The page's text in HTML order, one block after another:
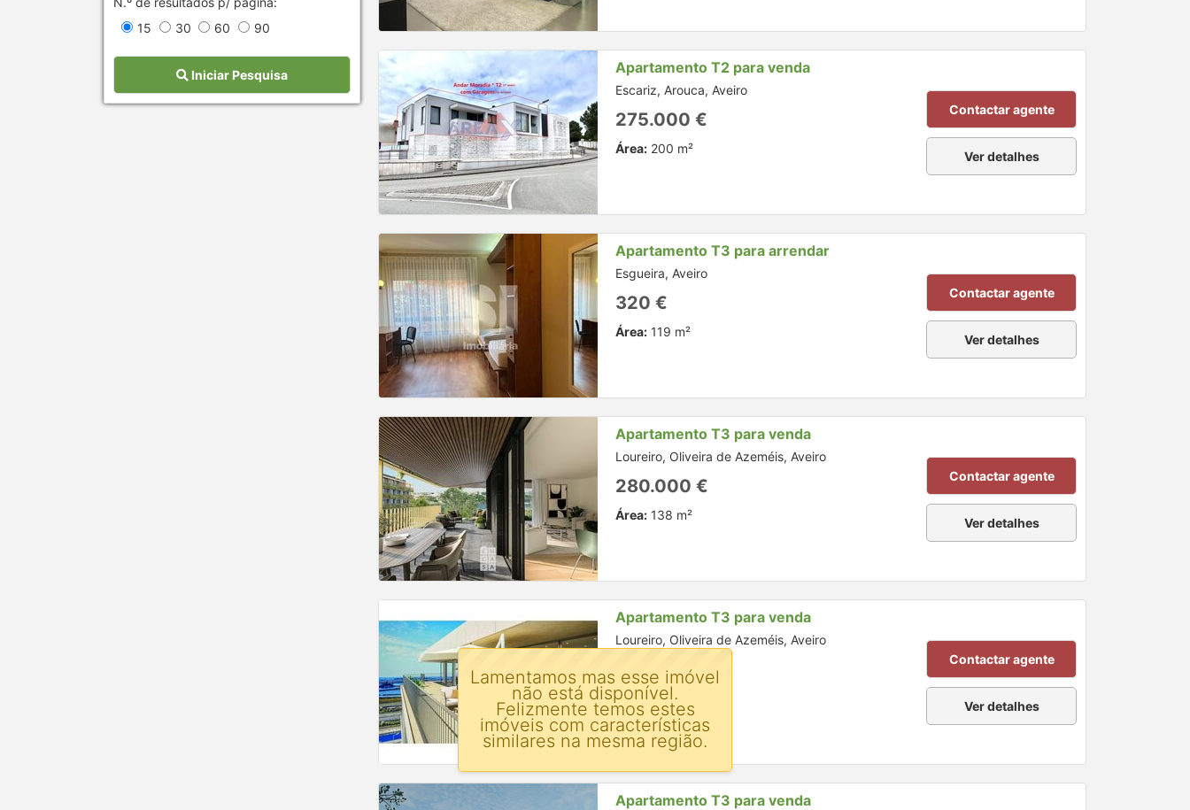
15
30 60 90
Iniciar Pesquisa Apartamento T2 para venda
Escariz, Arouca, Aveiro
275.000 €
Área: 200 m²
Contactar agente
Ver detalhes
Apartamento T3 para arrendar
Esgueira, Aveiro
320 €
Área: 119 m²
Contactar agente
Ver detalhes
Apartamento T3 para venda
Loureiro, Oliveira de Azeméis, Aveiro
280.000 €
Área: 138 m²
Contactar agente
Ver detalhes
Apartamento T3 para venda
Loureiro, Oliveira de Azeméis, Aveiro
265.000 €
Área: 125 m²
Contactar agente
Ver detalhes
Apartamento T3 para venda
Lamentamos mas esse imóvel
não está disponível.
Felizmente temos estes
imóveis com características
similares na mesma região.